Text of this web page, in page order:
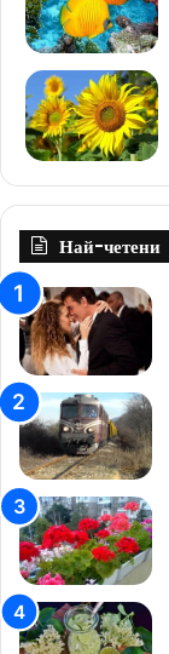
Най-четени